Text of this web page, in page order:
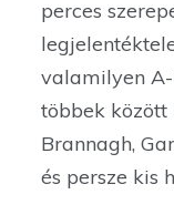
perces
valamilyen
többek között
Brannagh,
és persze kis